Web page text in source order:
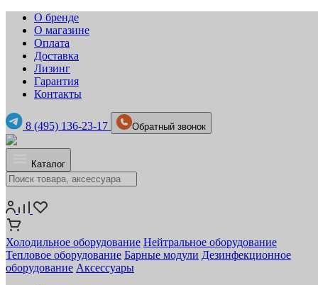
О бренде
О магазине
Оплата
Доставка
Лизинг
Гарантия
Контакты
8 (495) 136-23-17 Обратный звонок
Каталог
Холодильное оборудование Нейтральное оборудование
Тепловое оборудование Барные модули Дезинфекционное
оборудование Аксессуары